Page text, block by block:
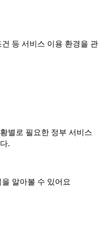
등 서비스 이용 환경을 관
별로 필요한 정부 서비스
.
알아볼 수 있어요